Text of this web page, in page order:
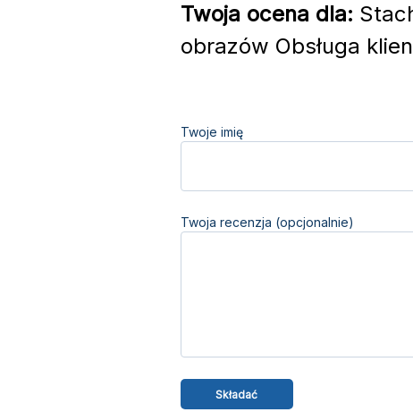
Twoja ocena dla:
obrazów Obsługa
Twoje imię
Twoja recenzja (opcjonalnie)